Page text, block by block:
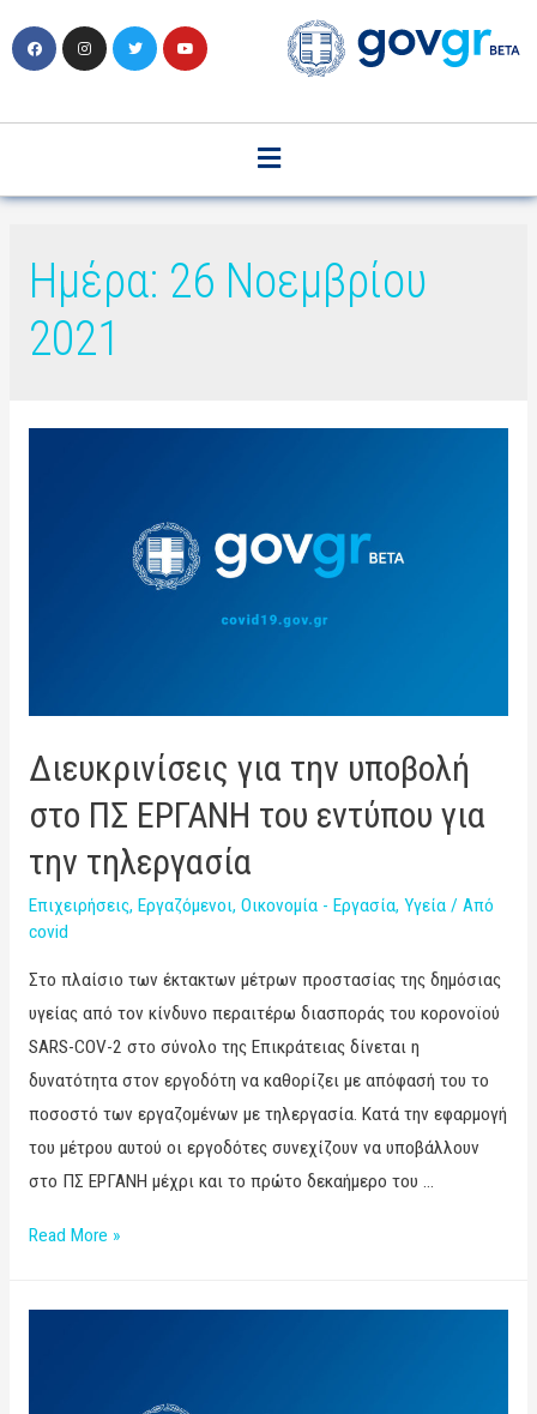
Ημέρα: 26 Νοεμβρίου
2021
Διευκρινίσεις για την υποβολή
στο ΠΣ ΕΡΓΑΝΗ του εντύπου για
την τηλεργασία
Επιχειρήσεις, Εργαζόμενοι, Οικονομία - Εργασία, Υγεία/ Από
covid
Στο πλαίσιο των έκτακτων μέτρων προστασίας της δημόσιας
υγείας από τον κίνδυνο περαιτέρω διασποράς του κορονοϊού
SARS-COV-2 στο σύνολο της Επικράτειας δίνεται η
δυνατότητα στον εργοδότη να καθορίζει με απόφασή του το
ποσοστό των εργαζομένων με τηλεργασία. Κατά την εφαρμογή
του μέτρου αυτού οι εργοδότες συνεχίζουν να υποβάλλουν
στο ΠΣ ΕΡΓΑΝΗ μέχρι και το πρώτο δεκαήμερο του …
Read More »